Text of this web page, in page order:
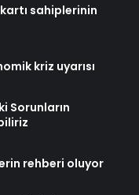
sahiplerinin
kriz uyarısı
Sorunların
rehberi oluyor